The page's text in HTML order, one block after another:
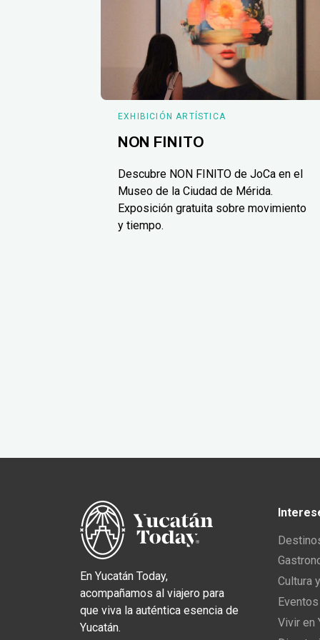
EXHIBICIÓN ARTÍSTICA
NON FINITO
Descubre NON FINITO de JoCa en el
Museo de la Ciudad de Mérida.
Exposición gratuita sobre movimiento
y tiempo.
En Yucatán Today,
acompañamos al viajero para
que viva la auténtica esencia de
Yucatán.
Cultura
Vivir en